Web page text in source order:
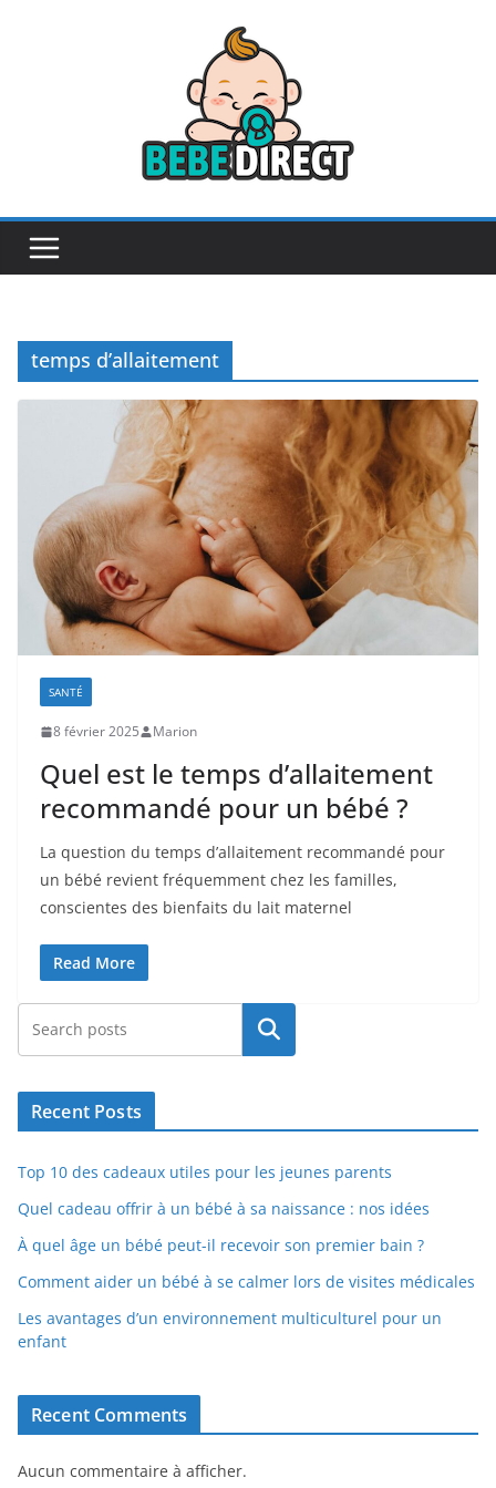
temps d’allaitement
SANTÉ
8 février 2025 Marion
Quel est le temps d’allaitement
recommandé pour un bébé ?
La question du temps d’allaitement recommandé pour
un bébé revient fréquemment chez les familles,
conscientes des bienfaits du lait maternel
Read More
Rechercher
Recent Posts
Top 10 des cadeaux utiles pour les jeunes parents
Quel cadeau offrir à un bébé à sa naissance : nos idées
À quel âge un bébé peut-il recevoir son premier bain ?
Comment aider un bébé à se calmer lors de visites médicales
Les avantages d’un environnement multiculturel pour un
enfant
Recent Comments
Aucun commentaire à afficher.